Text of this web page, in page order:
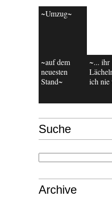
~Umzug~
~auf dem
neuesten
Stand~
~... ihr
ich nie
Suche
Archive